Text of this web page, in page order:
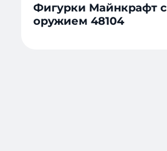
Фигурки Майнкрафт с
оружием 48104